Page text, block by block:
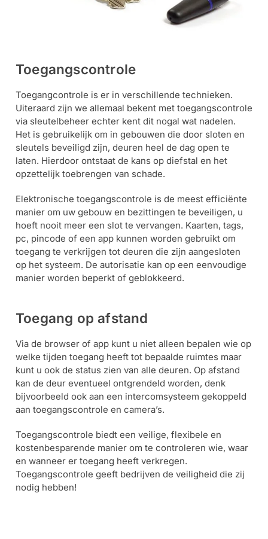
service
Toegangscontrole
Toegangcontrole is er in verschillende technieken.
Uiteraard zijn we allemaal bekent met toegangscontrole
via sleutelbeheer echter kent dit nogal wat nadelen.
Het is gebruikelijk om in gebouwen die door sloten en
sleutels beveiligd zijn, deuren heel de dag open te
laten. Hierdoor ontstaat de kans op diefstal en het
opzettelijk toebrengen van schade.
Elektronische toegangscontrole is de meest efficiënte
manier om uw gebouw en bezittingen te beveiligen, u
hoeft nooit meer een slot te vervangen. Kaarten, tags,
pc, pincode of een app kunnen worden gebruikt om
toegang te verkrijgen tot deuren die zijn aangesloten
op het systeem. De autorisatie kan op een eenvoudige
manier worden beperkt of geblokkeerd.
Toegang op afstand
Via de browser of app kunt u niet alleen bepalen wie op
welke tijden toegang heeft tot bepaalde ruimtes maar
kunt u ook de status zien van alle deuren. Op afstand
kan de deur eventueel ontgrendeld worden, denk
bijvoorbeeld ook aan een intercomsysteem gekoppeld
aan toegangscontrole en camera’s.
Toegangscontrole biedt een veilige, flexibele en
kostenbesparende manier om te controleren wie, waar
en wanneer er toegang heeft verkregen.
Toegangscontrole geeft bedrijven de veiligheid die zij
nodig hebben!